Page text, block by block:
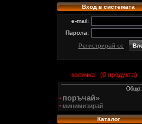
Вход в системата
e-mail:
Парола:
Регистрирай се
количка (0 продукта)
Общо:
поръчай»
минимизирай
Каталог